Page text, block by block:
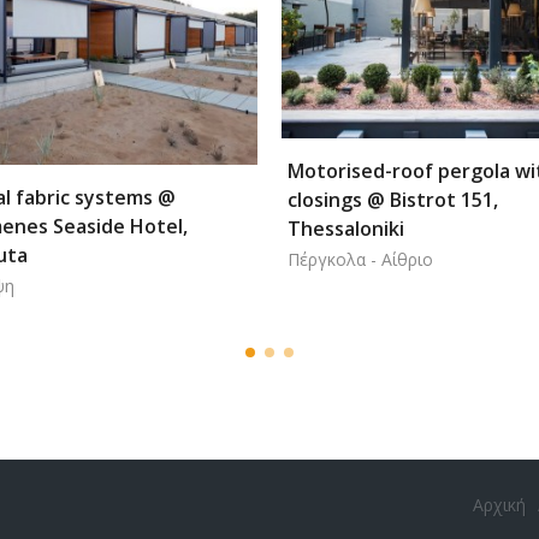
roof pergola with side
@ Bistrot 151,
- Αίθριο
Εσωτερικός χώρος
Αρχική